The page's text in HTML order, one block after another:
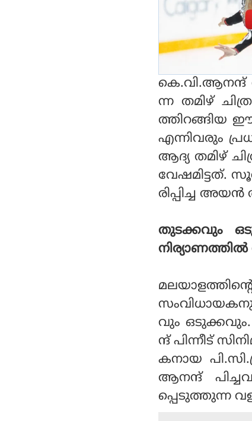
ന്ന തമിഴ്
ത്തിറങ്ങിയ ഈ
എന്നിവരും
ആദ്യ തമിഴ്
വേഷമിട്ടത്.
രിപ്പിച്ച
തുടക്കവും
നിര്യാണത്തില്‍
വും ഒടുക്കവും.
ന്ദ് പിന്നീട്
കനായ
ആനന്ദ്
പ്പെടുത്തുന്ന